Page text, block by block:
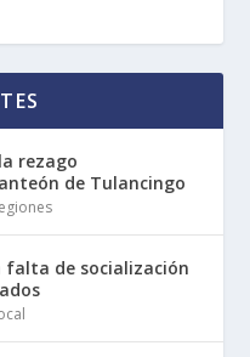
rezago
de Tulancingo
falta de socialización